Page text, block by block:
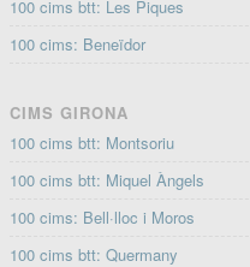
100 cims btt: Les Piques
100 cims: Beneïdor
CIMS GIRONA
100 cims btt: Montsoriu
100 cims btt: Miquel Àngels
100 cims: Bell·lloc i Moros
100 cims btt: Quermany